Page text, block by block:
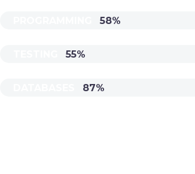
58%
55%
87%